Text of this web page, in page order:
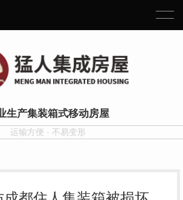
生产集装箱式移动房屋
运输方便 · 不易变形